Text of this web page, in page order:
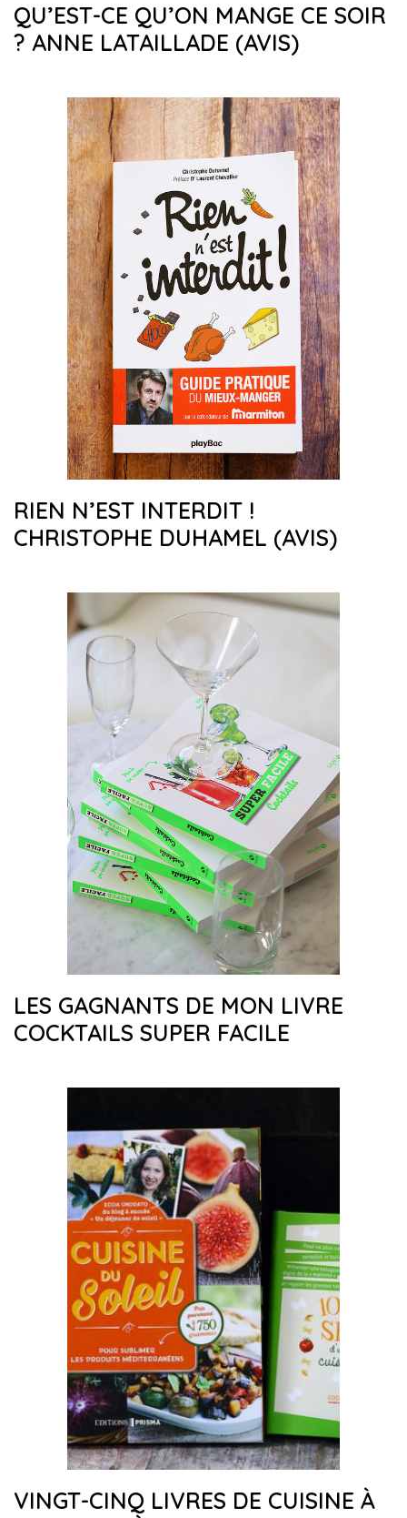
QU’EST-CE QU’ON MANGE CE SOIR
? ANNE LATAILLADE (AVIS)
RIEN N’EST INTERDIT !
CHRISTOPHE DUHAMEL (AVIS)
LES GAGNANTS DE MON LIVRE
COCKTAILS SUPER FACILE
VINGT-CINQ LIVRES DE CUISINE À